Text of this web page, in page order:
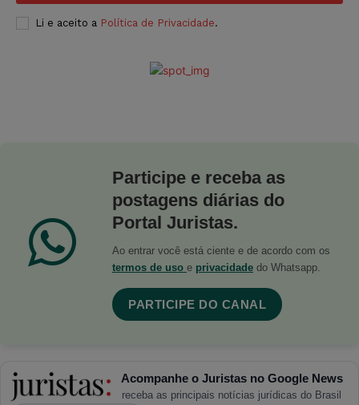
Li e aceito a Política de Privacidade.
Participe e receba as
postagens diárias do
Portal Juristas.
Ao entrar você está ciente e de acordo com os
termos de uso e privacidade do Whatsapp.
PARTICIPE DO CANAL
Acompanhe o Juristas no Google News
receba as principais notícias jurídicas do Brasil